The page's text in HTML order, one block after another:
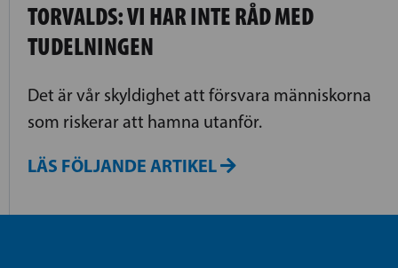
TORVALDS: VI HAR INTE RÅD MED
TUDELNINGEN
Det är vår skyldighet att försvara människorna
som riskerar att hamna utanför.
LÄS FÖLJANDE ARTIKEL